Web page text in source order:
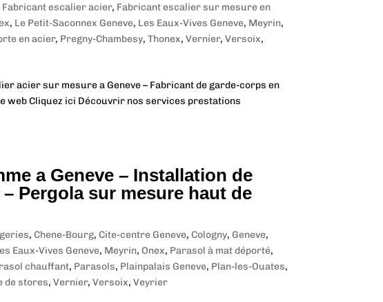
Fabricant escalier acier, Fabricant escalier sur mesure en
, Le Petit-Saconnex Geneve, Les Eaux-Vives Geneve, Meyrin,
en acier, Pregny-Chambesy, Thonex, Vernier, Versoix,
acier sur mesure a Geneve – Fabricant de garde-corps en
Cliquez ici Découvrir nos services prestations
a Geneve – Installation de
Pergola sur mesure haut de
, Chene-Bourg, Cite-centre Geneve, Cologny, Geneve,
Eaux-Vives Geneve, Meyrin, Onex, Parasol à mat déporté,
chauffant, Parasols, Plainpalais Geneve, Plan-les-Ouates,
de stores, Vernier, Versoix, Veyrier